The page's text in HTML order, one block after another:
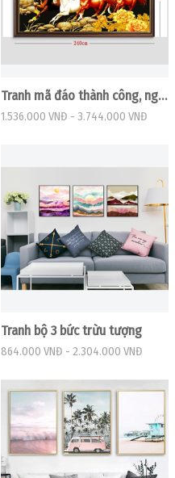
Tranh mã đáo thành công, ngựa phi trên đá cuội
1.536.000 VNĐ - 3.744.000 VNĐ
Tranh bộ 3 bức trừu tượng
864.000 VNĐ - 2.304.000 VNĐ